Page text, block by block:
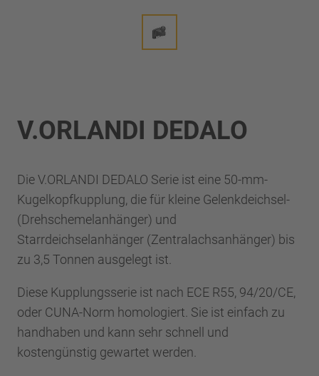
V.ORLANDI DEDALO
Die V.ORLANDI DEDALO Serie ist eine 50-mm-
Kugelkopfkupplung, die für kleine Gelenkdeichsel-
(Drehschemelanhänger) und
Starrdeichselanhänger (Zentralachsanhänger) bis
zu 3,5 Tonnen ausgelegt ist.
Diese Kupplungsserie ist nach ECE R55, 94/20/CE,
oder CUNA-Norm homologiert. Sie ist einfach zu
handhaben und kann sehr schnell und
kostengünstig gewartet werden.